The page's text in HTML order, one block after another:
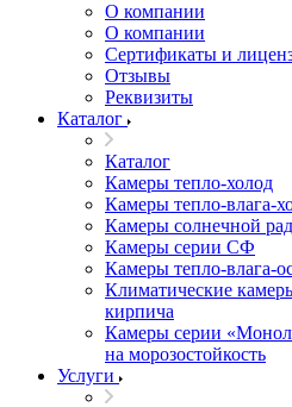
О компании
О компании
Сертификаты и
Отзывы
Реквизиты
Каталог
Каталог
Камеры тепло-холод
Камеры тепло-влага-
Камеры солнечной
Камеры серии СФ
Камеры тепло-влага-
Климатические
кирпича
Камеры серии
на морозостойкость
Услуги